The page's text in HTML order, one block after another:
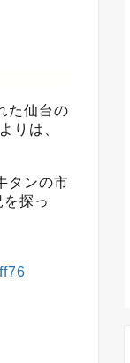
た仙台の
りは、
タンの市
探っ